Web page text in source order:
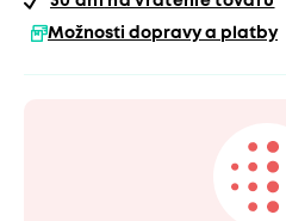
Možnosti dopravy a platby